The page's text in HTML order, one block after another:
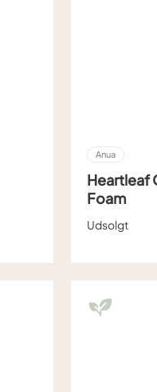
Anua
Heartleaf
Foam
Udsolgt